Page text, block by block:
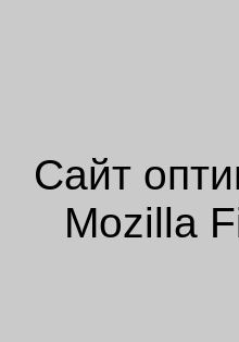
Сайт
Mozilla